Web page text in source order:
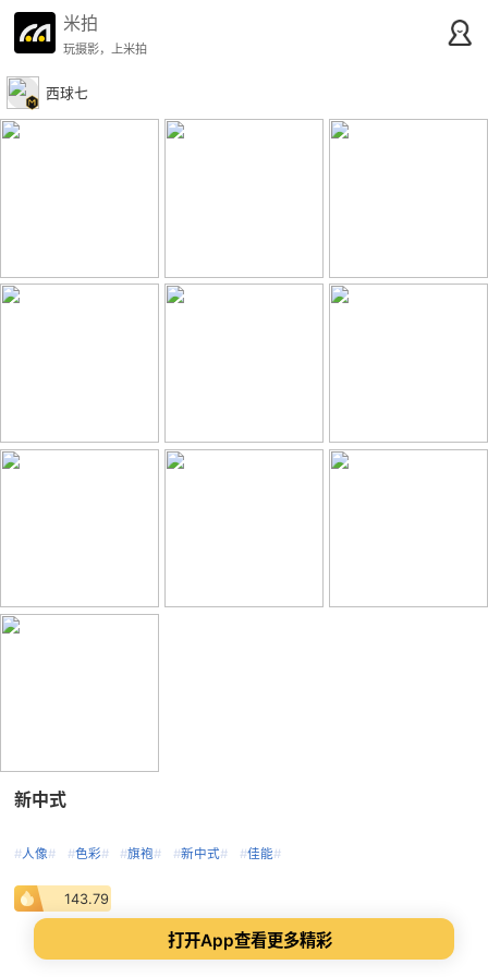
米拍
玩摄影，上米拍
西球七
新中式
#人像# #色彩# #旗袍# #新中式# #佳能#
143.79
打开App查看更多精彩